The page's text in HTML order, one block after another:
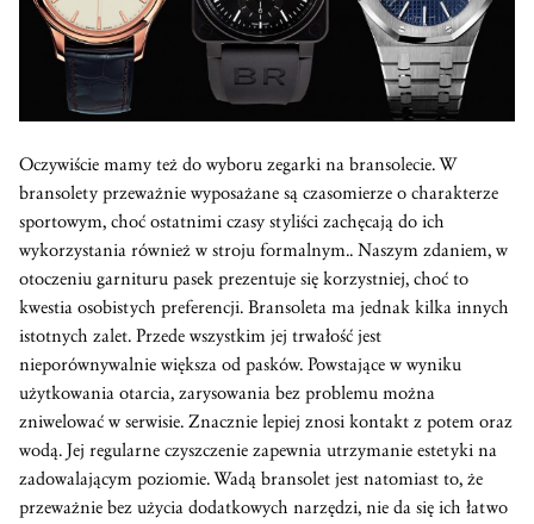
Oczywiście mamy też do wyboru zegarki na bransolecie. W
bransolety przeważnie wyposażane są czasomierze o charakterze
sportowym, choć ostatnimi czasy styliści zachęcają do ich
wykorzystania również w stroju formalnym.. Naszym zdaniem, w
otoczeniu garnituru pasek prezentuje się korzystniej, choć to
kwestia osobistych preferencji. Bransoleta ma jednak kilka innych
istotnych zalet. Przede wszystkim jej trwałość jest
nieporównywalnie większa od pasków. Powstające w wyniku
użytkowania otarcia, zarysowania bez problemu można
zniwelować w serwisie. Znacznie lepiej znosi kontakt z potem oraz
wodą. Jej regularne czyszczenie zapewnia utrzymanie estetyki na
zadowalającym poziomie. Wadą bransolet jest natomiast to, że
przeważnie bez użycia dodatkowych narzędzi, nie da się ich łatwo